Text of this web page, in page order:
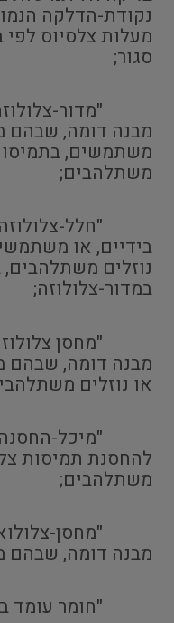
נקודת-הדלקה
סגור;
"מדור-
מבנה דומה, שבהם
משתמשים,
משתלהבים;
"חלל-צלולוזה"
בידיים, או
נוזלים
במדור-צלולוזה;
"מחסן
מבנה דומה, שבהם
או נוזלים
"מיכל-החסנה",
להחסנת תמיסות
משתלהבים;
"מחסן-
מבנה דומה, שבהם
"חומר עומד